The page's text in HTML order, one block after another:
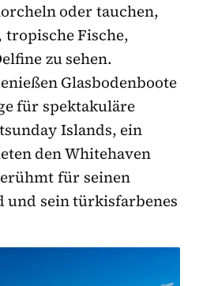
oder tauchen,
Fische,
zu sehen.
Glasbodenboote
für spektakuläre
Islands, ein
den Whitehaven
für seinen
und sein türkisfarbenes